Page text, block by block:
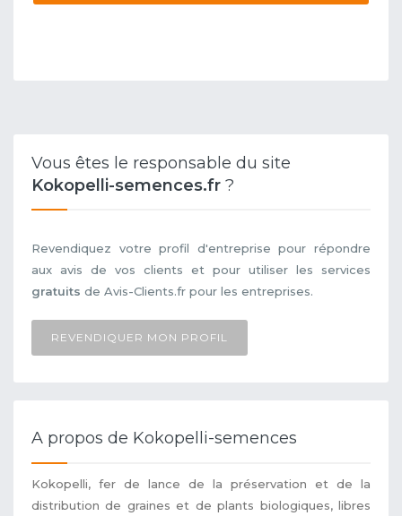
Vous êtes le responsable du site
Kokopelli-semences.fr ?
Revendiquez votre profil d'entreprise pour répondre
aux avis de vos clients et pour utiliser les services
gratuits de Avis-Clients.fr pour les entreprises.
REVENDIQUER MON PROFIL
A propos de Kokopelli-semences
Kokopelli, fer de lance de la préservation et de la
distribution de graines et de plants biologiques, libres